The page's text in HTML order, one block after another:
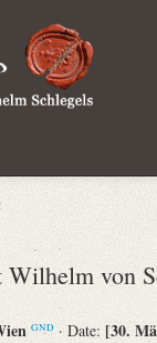
Wilhelm von
GND · Date: [30.